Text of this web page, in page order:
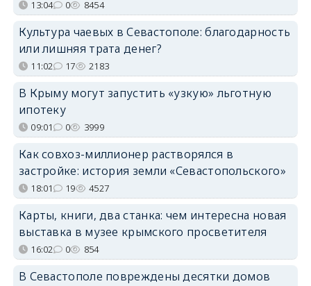
13:04 0 8454
Культура чаевых в Севастополе: благодарность
или лишняя трата денег?
11:02 17 2183
В Крыму могут запустить «узкую» льготную
ипотеку
09:01 0 3999
Как совхоз-миллионер растворялся в
застройке: история земли «Севастопольского»
18:01 19 4527
Карты, книги, два станка: чем интересна новая
выставка в музее крымского просветителя
16:02 0 854
В Севастополе повреждены десятки домов